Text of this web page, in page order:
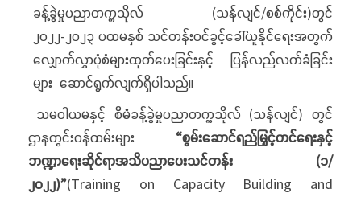
ခန့်ခွဲမှုပညာတက္ကသိုလ် (သန်လျင်/စစ်ကိုင်း)တွင်
၂၀၂၂-၂၀၂၃ ပထမနှစ် သင်တန်းဝင်ခွင့်ခေါ်ယူနိုင်ရေးအတွက်
လျှောက်လွှာပုံစံများထုတ်ပေးခြင်းနှင့် ပြန်လည်လက်ခံခြင်း
များ ဆောင်ရွက်လျက်ရှိပါသည်။
သမဝါယမနှင့် စီမံခန့်ခွဲမှုပညာတက္ကသိုလ် (သန်လျင်) တွင်
ဌာနတွင်းဝန်ထမ်းများ “စွမ်းဆောင်ရည်မြှင့်တင်ရေးနှင့်
ဘဏ္ဍာရေးဆိုင်ရာအသိပညာပေးသင်တန်း (၁/
၂၀၂၂)”(Training on Capacity Building and